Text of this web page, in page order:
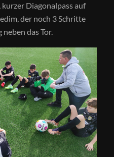
Diagonalpass auf
der noch 3 Schritte
neben das Tor.